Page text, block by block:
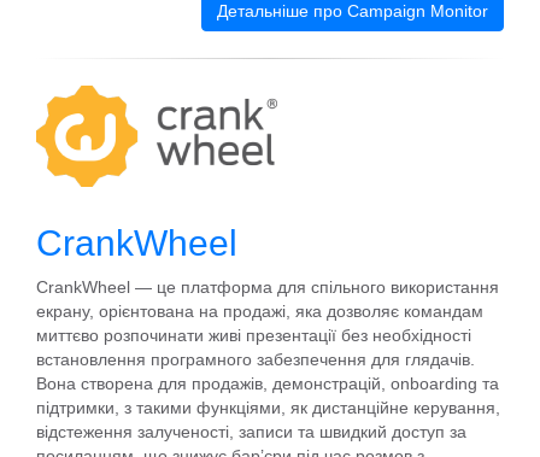
Детальніше про Campaign Monitor
CrankWheel
CrankWheel — це платформа для спільного використання
екрану, орієнтована на продажі, яка дозволяє командам
миттєво розпочинати живі презентації без необхідності
встановлення програмного забезпечення для глядачів.
Вона створена для продажів, демонстрацій, onboarding та
підтримки, з такими функціями, як дистанційне керування,
відстеження залученості, записи та швидкий доступ за